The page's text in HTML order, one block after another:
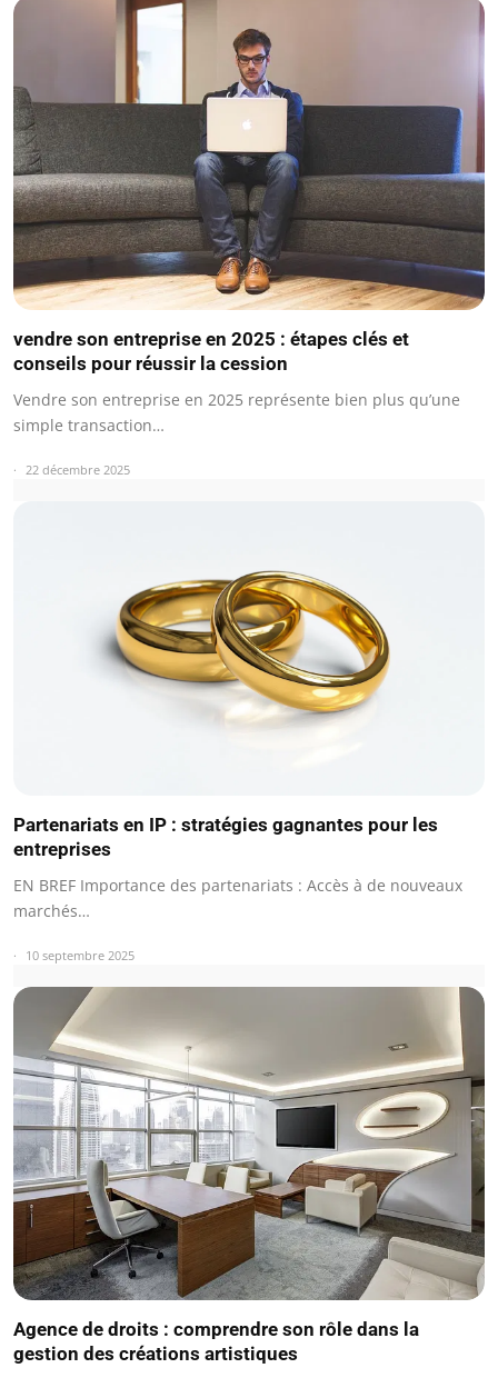
vendre son entreprise en 2025 : étapes clés et
conseils pour réussir la cession
Vendre son entreprise en 2025 représente bien plus qu’une
simple transaction…
22 décembre 2025
Partenariats en IP : stratégies gagnantes pour les
entreprises
EN BREF Importance des partenariats : Accès à de nouveaux
marchés…
10 septembre 2025
Agence de droits : comprendre son rôle dans la
gestion des créations artistiques